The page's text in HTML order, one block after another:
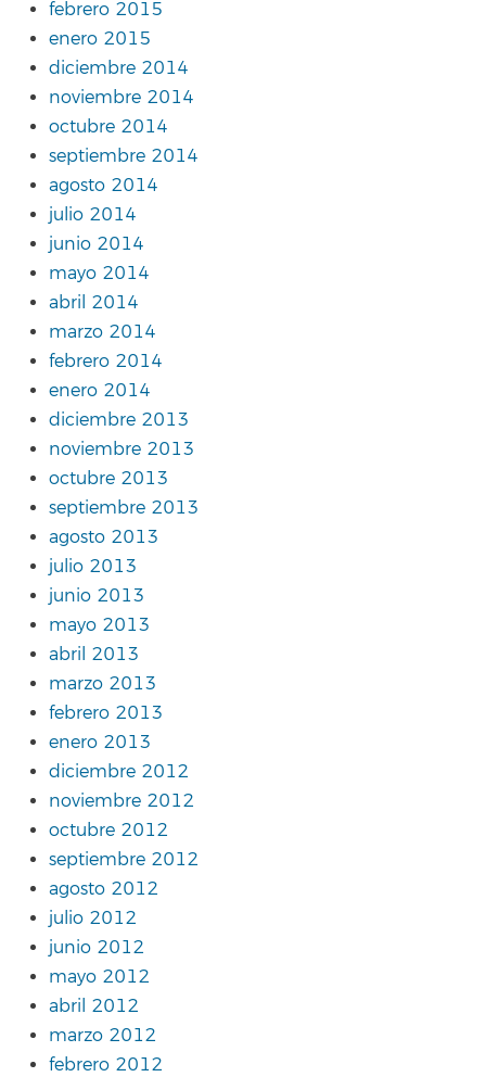
febrero 2015
enero 2015
diciembre 2014
noviembre 2014
octubre 2014
septiembre 2014
agosto 2014
julio 2014
junio 2014
mayo 2014
abril 2014
marzo 2014
febrero 2014
enero 2014
diciembre 2013
noviembre 2013
octubre 2013
septiembre 2013
agosto 2013
julio 2013
junio 2013
mayo 2013
abril 2013
marzo 2013
febrero 2013
enero 2013
diciembre 2012
noviembre 2012
octubre 2012
septiembre 2012
agosto 2012
julio 2012
junio 2012
mayo 2012
abril 2012
marzo 2012
febrero 2012